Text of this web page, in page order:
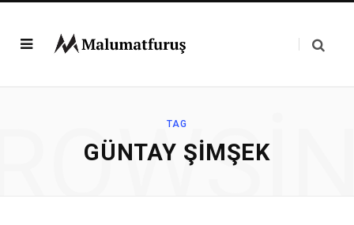
TAG
GÜNTAY ŞIMŞEK